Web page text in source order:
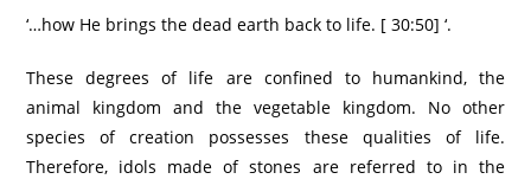
‘…how He brings the dead earth back to life. [ 30:50] ‘.
These degrees of life are confined to humankind, the
animal kingdom and the vegetable kingdom. No other
species of creation possesses these qualities of life.
Therefore, idols made of stones are referred to in the